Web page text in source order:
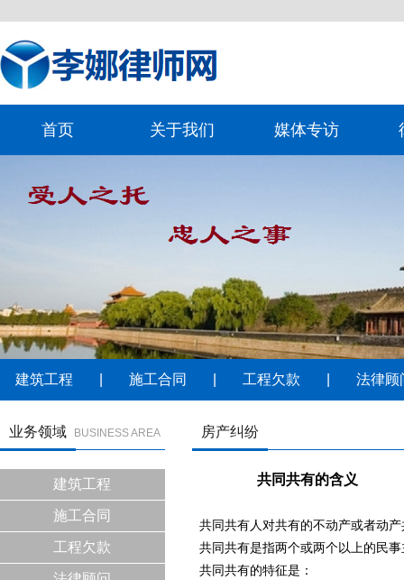
首页 关于我们 媒体专访
建筑工程 施工合同 工程欠款 法律顾
业务领域 BUSINESS AREA
建筑工程
施工合同
工程欠款
房产纠纷
共同共有的含义
共同共有人对共有的不动产或者动
共同共有是指两个或两个以上的民
共同共有的特征是：